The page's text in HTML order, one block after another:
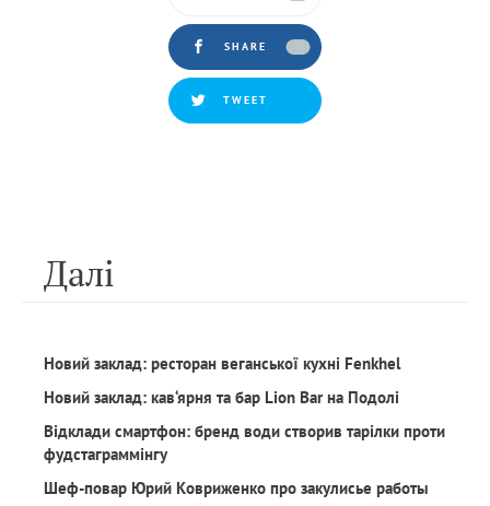
SHARE
TWEET
Далi
Новий заклад: ресторан веганської кухні Fenkhel
Новий заклад: кав‘ярня та бар Lion Bar на Подолі
Відклади смартфон: бренд води створив тарілки проти
фудстаграммінгу
Шеф-повар Юрий Ковриженко про закулисье работы